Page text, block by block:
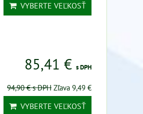
VYBERTE VEĽKOSŤ
85,41 € s DPH
94,90 €s DPH Zľava 9,49 €
VYBERTE VEĽKOSŤ